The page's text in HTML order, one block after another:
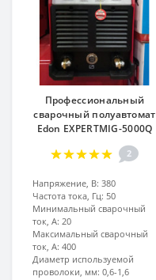
Профессиональный
сварочный полуавтомат
Edon EXPERTMIG-5000Q
2
Напряжение, В: 380
Частота тока, Гц: 50
Минимальный сварочный
ток, А: 20
Максимальный сварочный
ток, А: 400
Диаметр используемой
проволоки, мм: 0,6-1,6